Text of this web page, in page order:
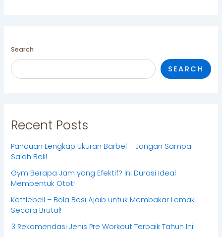
Search
SEARCH
Recent Posts
Panduan Lengkap Ukuran Barbel – Jangan Sampai
Salah Beli!
Gym Berapa Jam yang Efektif? Ini Durasi Ideal
Membentuk Otot!
Kettlebell – Bola Besi Ajaib untuk Membakar Lemak
Secara Brutal!
3 Rekomendasi Jenis Pre Workout Terbaik Tahun Ini!